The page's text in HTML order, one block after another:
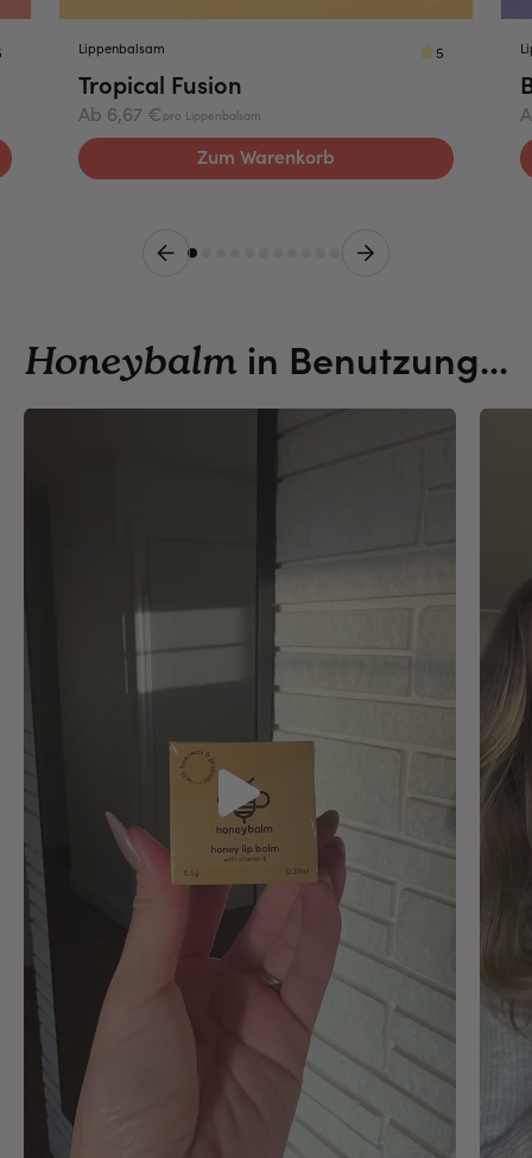
Lippenbalsam 5
u
n
Tropical Fusion
Ab 6,67 € pro Lippenbalsam
Zum Warenkorb
Folie
Nächste
Honeybalmin Benutzung...